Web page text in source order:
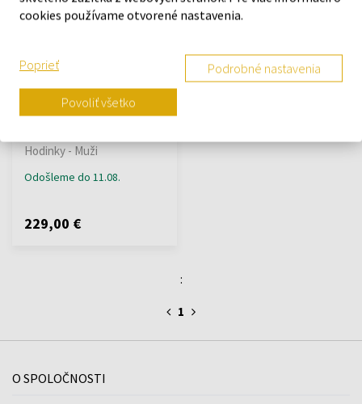
Doprava zadarmo
Police PEWGK2204105 -
Hodinky - Muži
Odošleme do 11.08.
229,00 €
:
1
O SPOLOČNOSTI
cookies používame otvorené nastavenia.
Poprieť Podrobné nastavenia
Povoliť všetko